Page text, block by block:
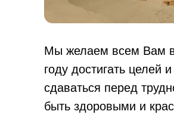
Мы желаем всем Вам
году достигать целей
сдаваться перед
быть здоровыми и
© 2026 агро-туристический комплекс